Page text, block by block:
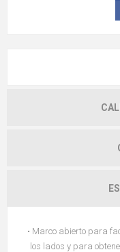
• Marco abierto para
los lados y para